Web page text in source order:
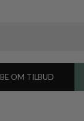
BE OM TILBUD